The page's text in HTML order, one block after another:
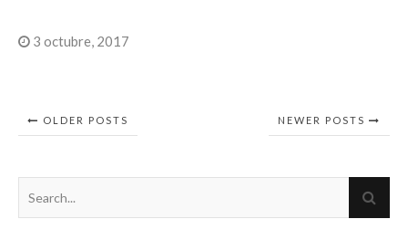
3 octubre, 2017
OLDER POSTS NEWER POSTS